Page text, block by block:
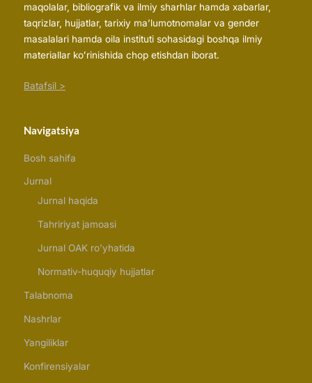
maqolalar, bibliografik va ilmiy sharhlar hamda xabarlar,
taqrizlar, hujjatlar, tarixiy maʼlumotnomalar va gender
masalalari hamda oila instituti sohasidagi boshqa ilmiy
materiallar koʻrinishida chop etishdan iborat.
Batafsil >
Navigatsiya
Bosh sahifa
Jurnal
Jurnal haqida
Tahririyat jamoasi
Jurnal OAK ro’yhatida
Normativ-huquqiy hujjatlar
Talabnoma
Nashrlar
Yangiliklar
Konfirensiyalar